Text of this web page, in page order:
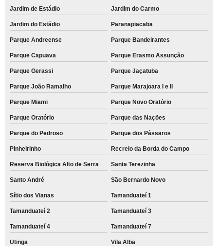
Jardim de Estádio Jardim do Carmo
Jardim do Estádio Paranapiacaba
Parque Andreense Parque Bandeirantes
Parque Capuava Parque Erasmo Assunção
Parque Gerassi Parque Jaçatuba
Parque João Ramalho Parque Marajoara I e II
Parque Miami Parque Novo Oratório
Parque Oratório Parque das Nações
Parque do Pedroso Parque dos Pássaros
Pinheirinho Recreio da Borda do Campo
Reserva Biológica Alto de Serra Santa Terezinha
Santo André São Bernardo Novo
Sítio dos Vianas Tamanduateí 1
Tamanduateí 2 Tamanduateí 3
Tamanduateí 4 Tamanduateí 7
Utinga Vila Alba